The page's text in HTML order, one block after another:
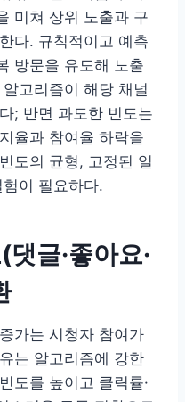
미쳐 상위 노출과 구
다. 규칙적이고 예측
방문을 유도해 노출
고리즘이 해당 채널
; 반면 과도한 빈도는
율과 참여율 하락을
도의 균형, 고정된 일
이 필요하다.
글·좋아요·
가는 시청자 참여가
는 알고리즘에 강한
도를 높이고 클릭률·